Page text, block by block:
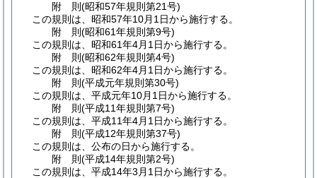
附 則(昭和57年規則第21号)
この規則は、昭和57年10月1日から施行する。
附 則(昭和61年規則第9号)
この規則は、昭和61年4月1日から施行する。
附 則(昭和62年規則第4号)
この規則は、昭和62年4月1日から施行する。
附 則(平成元年規則第30号)
この規則は、平成元年10月1日から施行する。
附 則(平成11年規則第7号)
この規則は、平成11年4月1日から施行する。
附 則(平成12年規則第37号)
この規則は、公布の日から施行する。
附 則(平成14年規則第2号)
この規則は、平成14年3月1日から施行する。